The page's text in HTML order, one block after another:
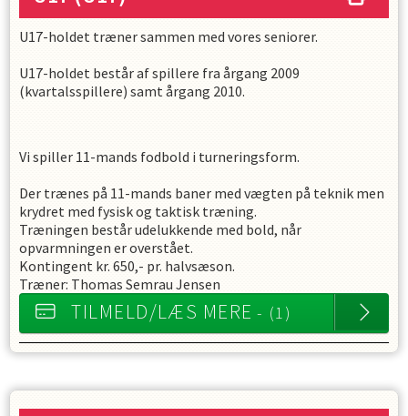
U17-holdet træner sammen med vores seniorer.
U17-holdet består af spillere fra årgang 2009
(kvartalsspillere) samt årgang 2010.
Vi spiller 11-mands fodbold i turneringsform.
Der trænes på 11-mands baner med vægten på teknik men
krydret med fysisk og taktisk træning.
Træningen består udelukkende med bold, når
opvarmningen er overstået.
Kontingent kr. 650,- pr. halvsæson.
Træner: Thomas Semrau Jensen
TILMELD/LÆS MERE - (1)